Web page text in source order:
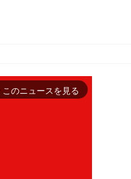
このニュースを見る